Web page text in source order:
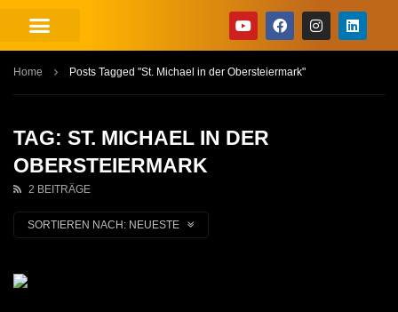
Home Posts Tagged "St. Michael in der Obersteiermark"
TAG: ST. MICHAEL IN DER
OBERSTEIERMARK
2 BEITRÄGE
SORTIEREN NACH: NEUESTE